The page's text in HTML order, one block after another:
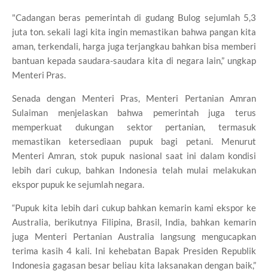
"Cadangan beras pemerintah di gudang Bulog sejumlah 5,3
juta ton. sekali lagi kita ingin memastikan bahwa pangan kita
aman, terkendali, harga juga terjangkau bahkan bisa memberi
bantuan kepada saudara-saudara kita di negara lain,” ungkap
Menteri Pras.
Senada dengan Menteri Pras, Menteri Pertanian Amran
Sulaiman menjelaskan bahwa pemerintah juga terus
memperkuat dukungan sektor pertanian, termasuk
memastikan ketersediaan pupuk bagi petani. Menurut
Menteri Amran, stok pupuk nasional saat ini dalam kondisi
lebih dari cukup, bahkan Indonesia telah mulai melakukan
ekspor pupuk ke sejumlah negara.
“Pupuk kita lebih dari cukup bahkan kemarin kami ekspor ke
Australia, berikutnya Filipina, Brasil, India, bahkan kemarin
juga Menteri Pertanian Australia langsung mengucapkan
terima kasih 4 kali. Ini kehebatan Bapak Presiden Republik
Indonesia gagasan besar beliau kita laksanakan dengan baik,”